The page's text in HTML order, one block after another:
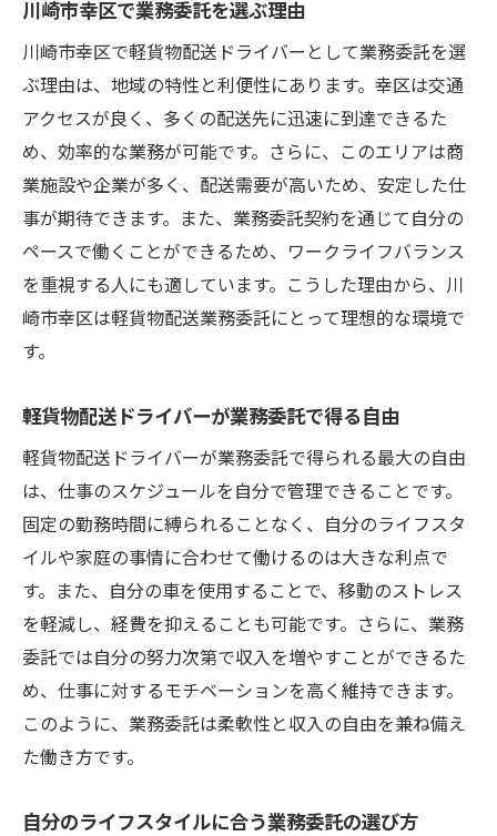
川崎市幸区で業務委託を選ぶ理由
川崎市幸区で軽貨物配送ドライバーとして業務委託を選
ぶ理由は、地域の特性と利便性にあります。幸区は交通
アクセスが良く、多くの配送先に迅速に到達できるた
め、効率的な業務が可能です。さらに、このエリアは商
業施設や企業が多く、配送需要が高いため、安定した仕
事が期待できます。また、業務委託契約を通じて自分の
ペースで働くことができるため、ワークライフバランス
を重視する人にも適しています。こうした理由から、川
崎市幸区は軽貨物配送業務委託にとって理想的な環境で
す。
軽貨物配送ドライバーが業務委託で得る自由
軽貨物配送ドライバーが業務委託で得られる最大の自由
は、仕事のスケジュールを自分で管理できることです。
固定の勤務時間に縛られることなく、自分のライフスタ
イルや家庭の事情に合わせて働けるのは大きな利点で
す。また、自分の車を使用することで、移動のストレス
を軽減し、経費を抑えることも可能です。さらに、業務
委託では自分の努力次第で収入を増やすことができるた
め、仕事に対するモチベーションを高く維持できます。
このように、業務委託は柔軟性と収入の自由を兼ね備え
た働き方です。
自分のライフスタイルに合う業務委託の選び方